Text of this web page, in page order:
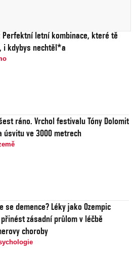
Perfektní letní kombinace, které tě
i kdybys nechtěl*a
ráno. Vrchol festivalu Tóny Dolomit
úsvitu ve 3000 metrech
se demence? Léky jako Ozempic
zásadní průlom v léčbě
choroby